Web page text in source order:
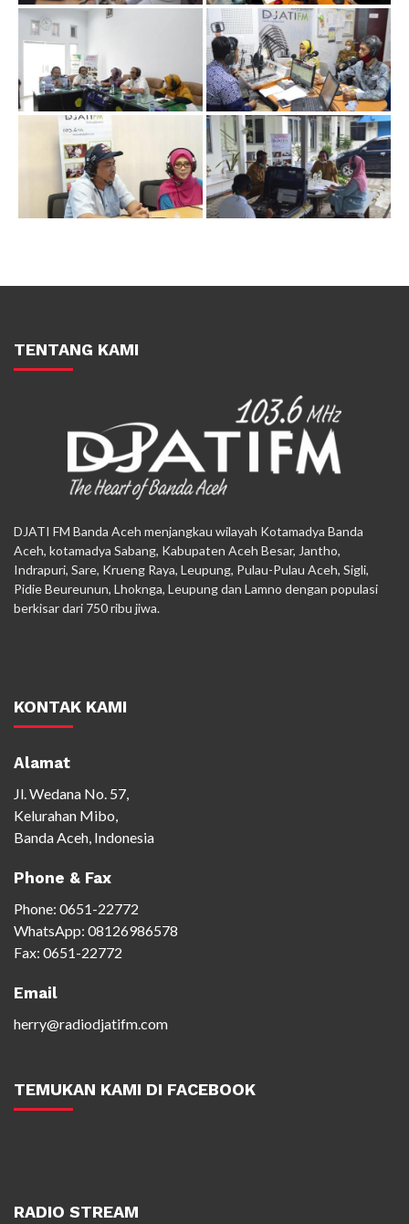
TENTANG KAMI
DJATI FM Banda Aceh menjangkau wilayah Kotamadya Banda
Aceh, kotamadya Sabang, Kabupaten Aceh Besar, Jantho,
Indrapuri, Sare, Krueng Raya, Leupung, Pulau-Pulau Aceh, Sigli,
Pidie Beureunun, Lhoknga, Leupung dan Lamno dengan populasi
berkisar dari 750 ribu jiwa.
KONTAK KAMI
Alamat
Jl. Wedana No. 57,
Kelurahan Mibo,
Banda Aceh, Indonesia
Phone & Fax
Phone: 0651-22772
WhatsApp: 08126986578
Fax: 0651-22772
Email
herry@radiodjatifm.com
TEMUKAN KAMI DI FACEBOOK
RADIO STREAM